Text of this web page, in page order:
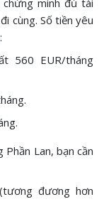
cùng. Số tiền yêu
560 EUR/tháng
Lan, bạn cần
đương hơn